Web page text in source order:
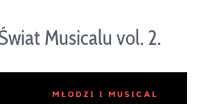
Musicalu vol. 2.